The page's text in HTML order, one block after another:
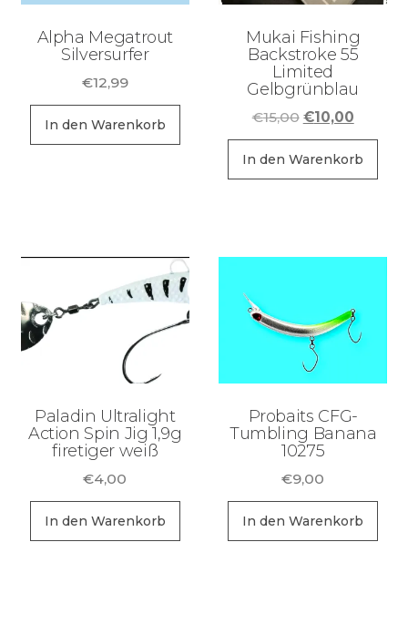
Alpha Megatrout
Silversurfer
€12,99
In den Warenkorb
Mukai Fishing
Backstroke 55
Limited
Gelbgrünblau
€15,00 Ursprünglicher
Preis
war:
€15,00
€10,00
Preis
ist:
€10,00.
In den Warenkorb
Paladin Ultralight
Action Spin Jig 1,9g
firetiger weiß
€4,00
In den Warenkorb
Probaits CFG-
Tumbling Banana
10275
€9,00
In den Warenkorb